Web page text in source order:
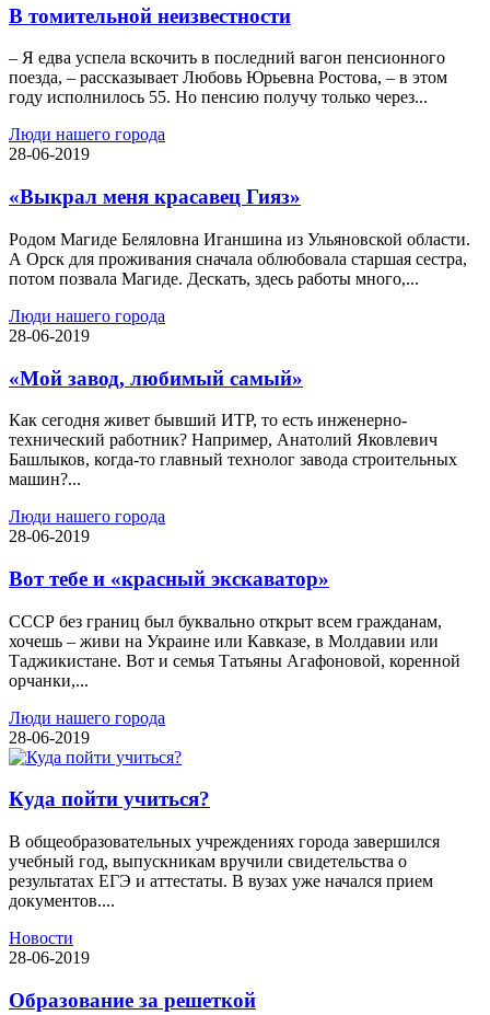
В томительной неизвестности
– Я едва успела вскочить в последний вагон пенсионного
поезда, – рассказывает Любовь Юрьевна Ростова, – в этом
году исполнилось 55. Но пенсию получу только через...
Люди нашего города
28-06-2019
«Выкрал меня красавец Гияз»
Родом Магиде Беляловна Иганшина из Ульяновской области.
А Орск для проживания сначала облюбовала старшая сестра,
потом позвала Магиде. Дескать, здесь работы много,...
Люди нашего города
28-06-2019
«Мой завод, любимый самый»
Как сегодня живет бывший ИТР, то есть инженерно-
технический работник? Например, Анатолий Яковлевич
Башлыков, когда-то главный технолог завода строительных
машин?...
Люди нашего города
28-06-2019
Вот тебе и «красный экскаватор»
СССР без границ был буквально открыт всем гражданам,
хочешь – живи на Украине или Кавказе, в Молдавии или
Таджикистане. Вот и семья Татьяны Агафоновой, коренной
орчанки,...
Люди нашего города
28-06-2019
Куда пойти учиться?
В общеобразовательных учреждениях города завершился
учебный год, выпускникам вручили свидетельства о
результатах ЕГЭ и аттестаты. В вузах уже начался прием
документов....
Новости
28-06-2019
Образование за решеткой